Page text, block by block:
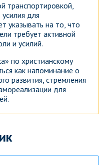
транспортировкой,
для
указывать на то, что
требует активной
и усилий.
по христианскому
как напоминание о
развития, стремления
для